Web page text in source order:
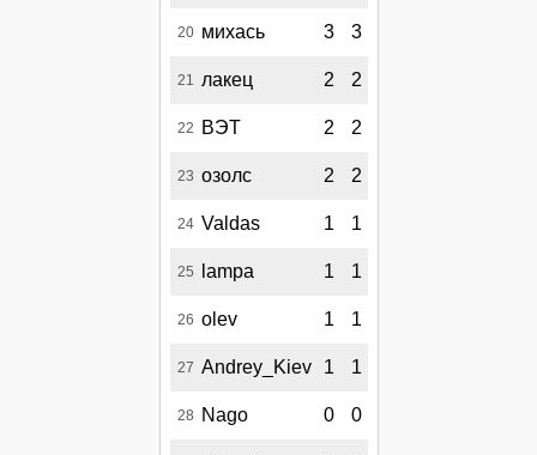
20 михась 3 3
21 лакец 2 2
22 ВЭТ 2 2
23 озолс 2 2
24 Valdas 1 1
25 lampa 1 1
26 olev 1 1
27 Andrey_Kiev 1 1
28 Nago 0 0